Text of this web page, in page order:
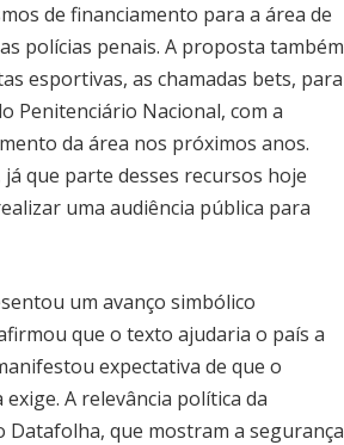
de financiamento para a área de
polícias penais. A proposta também
esportivas, as chamadas bets, para
Penitenciário Nacional, com a
da área nos próximos anos.
que parte desses recursos hoje
uma audiência pública para
um avanço simbólico
que o texto ajudaria o país a
expectativa de que o
A relevância política da
que mostram a segurança